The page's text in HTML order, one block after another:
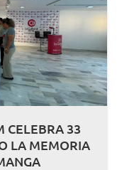
CELEBRA 33
LA MEMORIA